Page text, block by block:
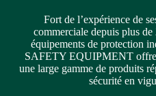
Fort de l’expérience de
commerciale depuis plus de
équipements de protection
SAFETY EQUIPMENT offre
une large gamme de produits
sécurité en